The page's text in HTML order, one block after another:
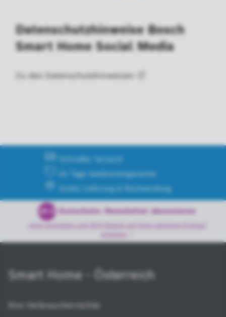
Datenschutzhinweise Bosch
Smart Home Social Media
Zu den Datenschutzhinweisen
Schneller Versand
42 Tage Geldzurückgarantie
Gratis Lieferung & Rücksendung
Gutschein: Newsletter abonnieren
Jetzt anmelden und 20 € Rabatt auf Ihren nächsten Einkauf
Smart Home - Österreich
Ihre Verbraucherrechte